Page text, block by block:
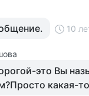
10
это Вы
какая-